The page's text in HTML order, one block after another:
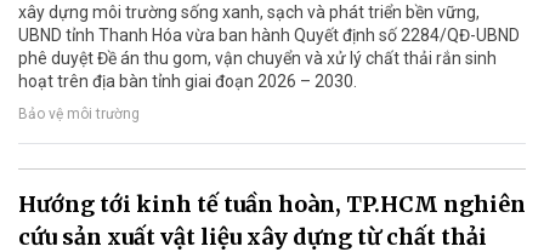
xây dựng môi trường sống xanh, sạch và phát triển bền vững,
UBND tỉnh Thanh Hóa vừa ban hành Quyết định số 2284/QĐ-UBND
phê duyệt Đề án thu gom, vận chuyển và xử lý chất thải rắn sinh
hoạt trên địa bàn tỉnh giai đoạn 2026 – 2030.
Bảo vệ môi trường
Hướng tới kinh tế tuần hoàn, TP.HCM nghiên
cứu sản xuất vật liệu xây dựng từ chất thải